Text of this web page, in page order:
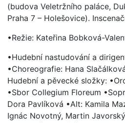
(budova Veletržního paláce,
Praha 7 – Holešovice).
•Režie: Kateřina Bobková-
•Hudební nastudování a
•Choreografie: Hana
Hudební a pěvecké složky:
•Sbor Collegium Floreum
Dora Pavlíková •Alt: Kamila
Ignác Novotný, Martin